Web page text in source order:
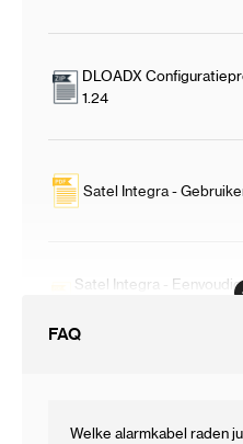
DLOADX
1.24
Satel Integra -
Satel Integra -
FAQ
Welke alarmkabel raden